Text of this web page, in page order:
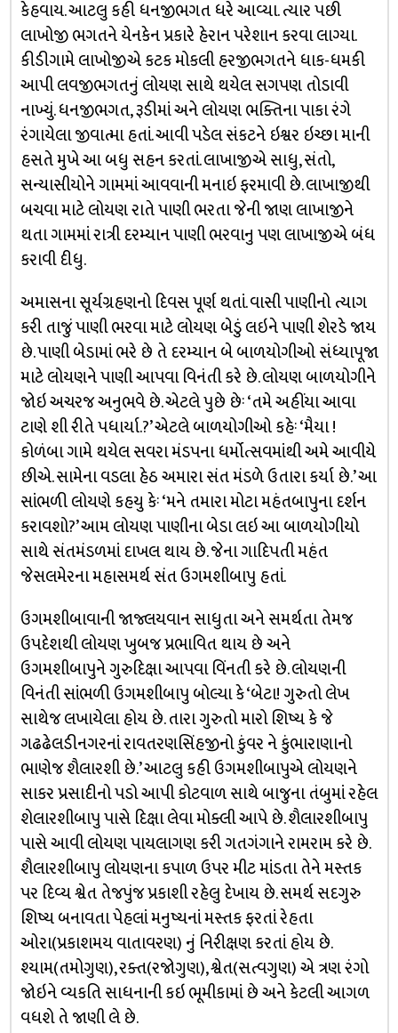
કેહવાય. આટલુ કહી ધનજીભગત ધરે આવ્યા. ત્યાર પછી
લાખોજી ભગતને યેનકેન પ્રકારે હેરાન પરેશાન કરવા લાગ્યા.
કીડીગામે લાખોજીએ કટક મોકલી હરજીભગતને ધાક-ધમકી
આપી લવજીભગતનું લોયણ સાથે થયેલ સગપણ તોડાવી
નાખ્યું. ધનજીભગત, રૂડીમાં અને લોયણ ભક્તિના પાકા રંગે
રંગાયેલા જીવાત્મા હતાં. આવી પડેલ સંકટને ઇશ્વર ઇચ્છા માની
હસતે મુખે આ બધુ સહન કરતાં. લાખાજીએ સાધુ, સંતો,
સન્યાસીયોને ગામમાં આવવાની મનાઇ ફરમાવી છે. લાખાજીથી
બચવા માટે લોયણ રાતે પાણી ભરતા જેની જાણ લાખાજીને
થતા ગામમાં રાત્રી દરમ્યાન પાણી ભરવાનુ પણ લાખાજીએ બંધ
કરાવી દીધુ.
અમાસના સૂર્યગ્રહણનો દિવસ પૂર્ણ થતાં. વાસી પાણીનો ત્યાગ
કરી તાજું પાણી ભરવા માટે લોયણ બેડું લઇને પાણી શેરડે જાય
છે. પાણી બેડામાં ભરે છે તે દરમ્યાન બે બાળયોગીઓ સંધ્યાપૂજા
માટે લોયણને પાણી આપવા વિનંતી કરે છે. લોયણ બાળયોગીને
જોઇ અચરજ અનુભવે છે. એટલે પુછે છેઃ ‘તમે અહીંયા આવા
ટાણે શી રીતે પધાર્યા.?’ એટલે બાળયોગીઓ કહેઃ ‘મૈયા !
કોળંબા ગામે થયેલ સવરા મંડપના ધર્મોત્સવમાંથી અમે આવીયે
છીએ. સામેના વડલા હેઠ અમારા સંત મંડળે ઉતારા કર્યા છે.’ આ
સાંભળી લોયણે કહયુ કેઃ ‘મને તમારા મોટા મહંતબાપુના દર્શન
કરાવશો?’ આમ લોયણ પાણીના બેડા લઇ આ બાળયોગીયો
સાથે સંતમંડળમાં દાખલ થાય છે. જેના ગાદિપતી મહંત
જેસલમેરના મહાસમર્થ સંત ઉગમશીબાપુ હતાં.
ઉગમશીબાવાની જાજ્લયવાન સાધુતા અને સમર્થતા તેમજ
ઉપદેશથી લોયણ ખુબજ પ્રભાવિત થાય છે અને
ઉગમશીબાપુને ગુરુદિક્ષા આપવા વિંનતી કરે છે. લોયણની
વિનંતી સાંભળી ઉગમશીબાપુ બોલ્યા કે ‘બેટા! ગુરુતો લેખ
સાથેજ લખાયેલા હોય છે. તારા ગુરુતો મારો શિષ્ય કે જે
ગઢઢેલડીનગરનાં રાવતરણસિંહજીનો કુંવર ને કુંભારાણાનો
ભાણેજ શૈલારશી છે.’ આટલુ કહી ઉગમશીબાપુએ લોયણને
સાકર પ્રસાદીનો પડો આપી કોટવાળ સાથે બાજુના તંબુમાં રહેલ
શેલારશીબાપુ પાસે દિક્ષા લેવા મોક્લી આપે છે. શૈલારશીબાપુ
પાસે આવી લોયણ પાયલાગણ કરી ગતગંગાને રામરામ કરે છે.
શૈલારશીબાપુ લોયણના કપાળ ઉપર મીટ માંડતા તેને મસ્તક
પર દિવ્ય શ્વેત તેજપુંજ પ્રકાશી રહેલુ દેખાય છે. સમર્થ સદગુરુ
શિષ્ય બનાવતા પેહલાં મનુષ્યનાં મસ્તક ફરતાં રેહતા
ઓરા(પ્રકાશમય વાતાવરણ) નું નિરીક્ષણ કરતાં હોય છે.
શ્યામ(તમોગુણ), રક્ત(રજોગુણ), શ્વેત(સત્વગુણ) એ ત્રણ રંગો
જોઇને વ્યકતિ સાધનાની કઇ ભૂમીકામાં છે અને કેટલી આગળ
વધશે તે જાણી લે છે.